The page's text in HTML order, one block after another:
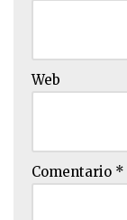
Web
Comentario *